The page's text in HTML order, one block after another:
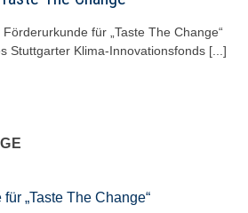
für „Taste The Change“
Stuttgarter Klima-Innovationsfonds [...]
„Taste The Change“